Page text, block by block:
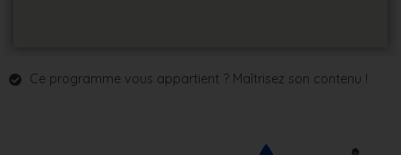
Ce programme vous appartient ? Maîtrisez son contenu !